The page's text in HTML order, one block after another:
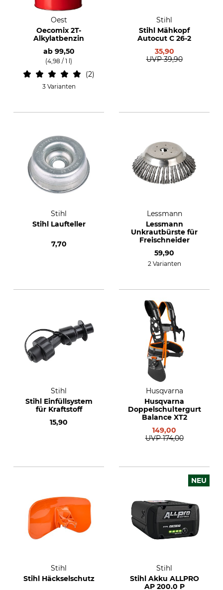
Oest
Oecomix 2T-
Alkylatbenzin
ab 99,50
(4,98 / 1 l)
2
3 Varianten
Stihl
Stihl Mähkopf
Autocut C 26-2
35,90
UVP 39,90
Stihl
Stihl Laufteller
7,70
Lessmann
Lessmann
Unkrautbürste für
Freischneider
59,90
2 Varianten
Stihl
Stihl Einfüllsystem
für Kraftstoff
15,90
Husqvarna
Husqvarna
Doppelschultergurt
Balance XT2
149,00
UVP 174,00
Stihl
Stihl Häckselschutz
NEU
Stihl
Stihl Akku ALLPRO
AP 200.0 P